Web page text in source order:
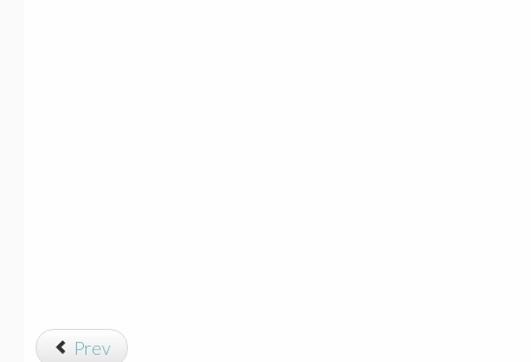
Prev